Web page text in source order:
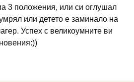
3 положения, или си оглушал
или детето е заминало на
Успех с великоумните ви